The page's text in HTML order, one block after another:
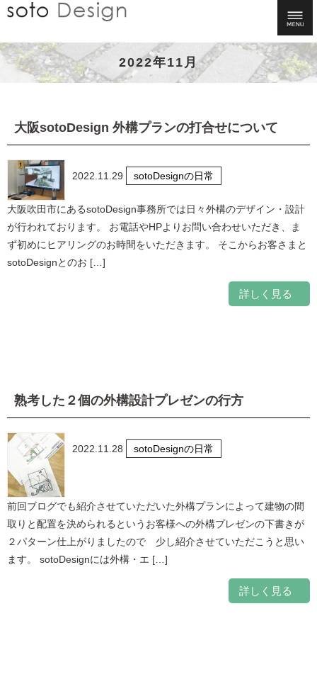
2022年11月
大阪sotoDesign 外構プランの打合せについて
2022.11.29 sotoDesignの日常
大阪吹田市にあるsotoDesign事務所では日々外構のデザイン・設計
が行われております。 お電話やHPよりお問い合わせいただき、ま
ず初めにヒアリングのお時間をいただきます。 そこからお客さまと
sotoDesignとのお […]
詳しく見る
熟考した２個の外構設計プレゼンの行方
2022.11.28 sotoDesignの日常
前回ブログでも紹介させていただいた外構プランによって建物の間
取りと配置を決められるというお客様への外構プレゼンの下書きが
２パターン仕上がりましたので 少し紹介させていただこうと思い
ます。 sotoDesignには外構・エ […]
詳しく見る